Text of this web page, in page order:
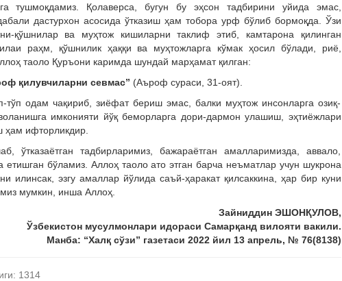
тушмоқдамиз. Қолаверса, бугун бу эҳсон тадбирини уйида эмас,
дастурхон асосида ўтказиш ҳам тобора урф бўлиб бормоқда. Ўзи
қўшнилар ва муҳтож кишиларни таклиф этиб, камтарона қилинган
раҳм, қўшнилик ҳаққи ва муҳтожларга кўмак ҳосил бўлади, риё,
таоло Қуръони каримда шундай марҳамат қилган:
қилувчиларни севмас” (Аъроф сураси, 31-оят).
одам чақириб, зиёфат бериш эмас, балки муҳтож инсонларга озиқ-
имконияти йўқ беморларга дори-дармон улашиш, эҳтиёжлари
ҳам ифторликдир.
ўтказаётган тадбирларимиз, бажараётган амалларимизда, аввало,
етишган бўламиз. Аллоҳ таоло ато этган барча неъматлар учун шукрона
илинсак, эзгу амаллар йўлида саъй-ҳаракат қилсаккина, ҳар бир куни
мумкин, инша Аллоҳ.
Зайниддин ЭШОНҚУЛОВ,
Ўзбекистон мусулмонлари идораси Самарқанд вилояти вакили.
Манба: “Халқ сўзи” газетаси 2022 йил 13 апрель, № 76(8138)
1314